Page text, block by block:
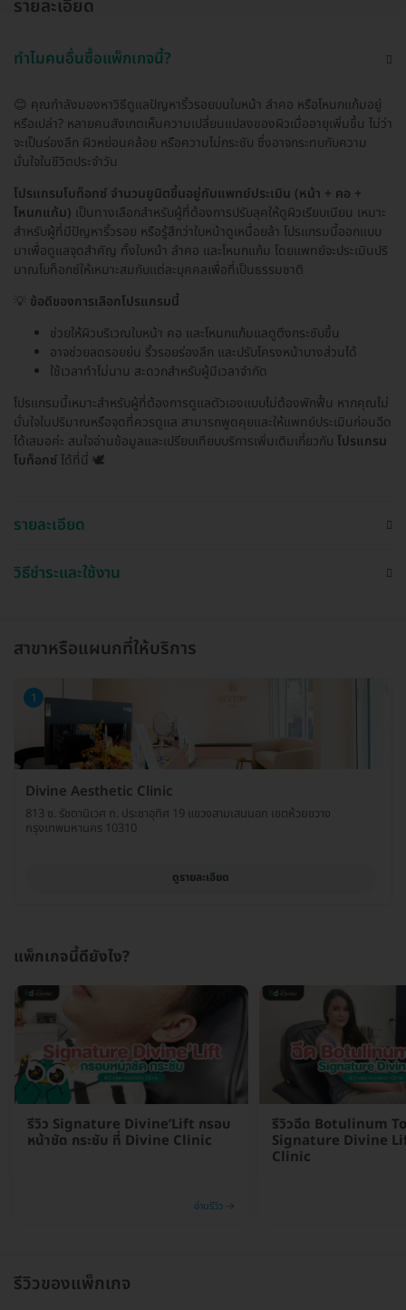
รายละเอียด
ทำไมคนอื่นซื้อแพ็กเกจนี้?
😊 คุณกำลังมองหาวิธีดูแลปัญหาริ้วรอยบนใบหน้า ลำคอ หรือโหนกแก้มอยู่
หรือเปล่า? หลายคนสังเกตเห็นความเปลี่ยนแปลงของผิวเมื่ออายุเพิ่มขึ้น ไม่ว่า
จะเป็นร่องลึก ผิวหย่อนคล้อย หรือความไม่กระชับ ซึ่งอาจกระทบกับความ
มั่นใจในชีวิตประจำวัน
โปรแกรมโบท็อกซ์ จำนวนยูนิตขึ้นอยู่กับแพทย์ประเมิน (หน้า + คอ +
โหนกแก้ม) เป็นทางเลือกสำหรับผู้ที่ต้องการปรับลุคให้ดูผิวเรียบเนียน เหมาะ
สำหรับผู้ที่มีปัญหาริ้วรอย หรือรู้สึกว่าใบหน้าดูเหนื่อยล้า โปรแกรมนี้ออกแบบ
มาเพื่อดูแลจุดสำคัญ ทั้งใบหน้า ลำคอ และโหนกแก้ม โดยแพทย์จะประเมินปริ
มาณโบท็อกซ์ให้เหมาะสมกับแต่ละบุคคลเพื่อที่เป็นธรรมชาติ
💡 ข้อดีของการเลือกโปรแกรมนี้
ช่วยให้ผิวบริเวณใบหน้า คอ และโหนกแก้มแลดูตึงกระชับขึ้น
อาจช่วยลดรอยย่น ริ้วรอยร่องลึก และปรับโครงหน้าบางส่วนได้
ใช้เวลาทำไม่นาน สะดวกสำหรับผู้มีเวลาจำกัด
โปรแกรมนี้เหมาะสำหรับผู้ที่ต้องการดูแลตัวเองแบบไม่ต้องพักฟื้น หากคุณไม่
มั่นใจในปริมาณหรือจุดที่ควรดูแล สามารถพูดคุยและให้แพทย์ประเมินก่อนฉีด
ได้เสมอค่ะ สนใจอ่านข้อมูลและเปรียบเทียบบริการเพิ่มเติมเกี่ยวกับ โปรแกรม
โบท็อกซ์ ได้ที่นี่ 🕊
รายละเอียด
วิธีชำระและใช้งาน
สาขาหรือแผนกที่ให้บริการ
1
Divine Aesthetic Clinic
813 ซ. รัชดานิเวศ ถ. ประชาอุทิศ 19 แขวงสามเสนนอก เขตห้วยขวาง
กรุงเทพมหานคร 10310
ดูรายละเอียด
แพ็กเกจนี้ดียังไง?
รีวิว Signature Divine’Lift กรอบ
หน้าชัด กระชับ ที่ Divine Clinic
อ่านรีวิว →
รีวิวฉีด Botulinum
Signature Divine
Clinic
รีวิวของแพ็กเกจ